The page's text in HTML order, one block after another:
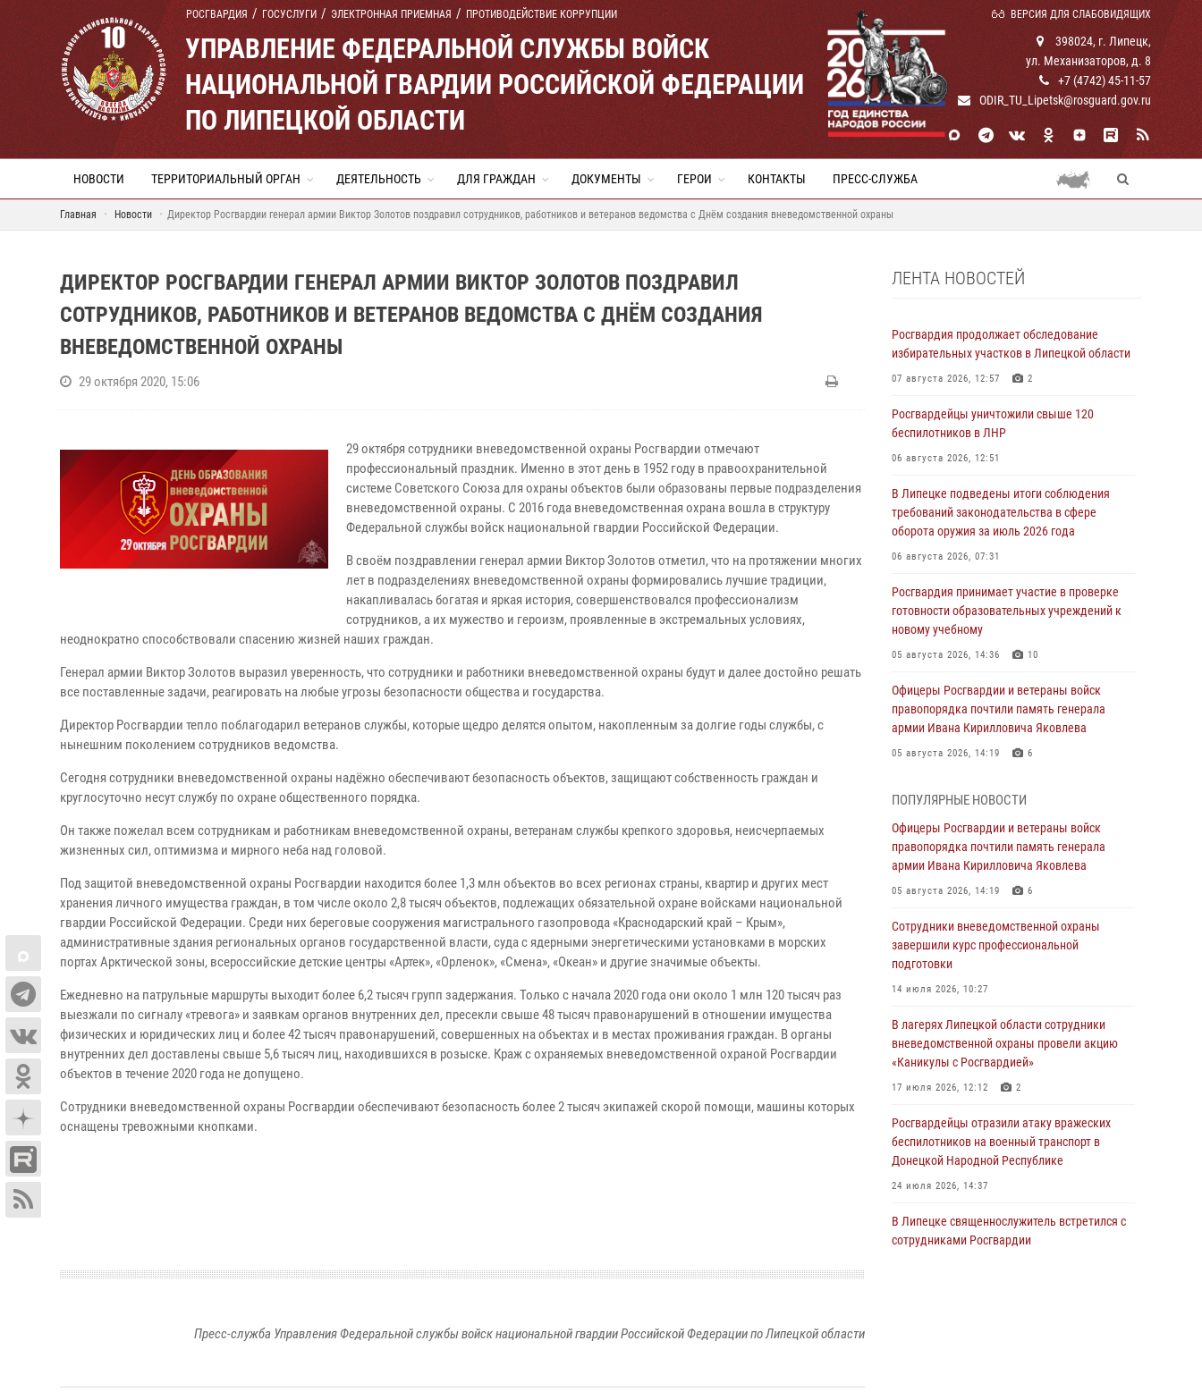
РОСГВАРДИЯ ГОСУСЛУГИ ЭЛЕКТРОННАЯ ПРИЕМНАЯ ПРОТИВОДЕЙСТВИЕ КОРРУПЦИИ ВЕРСИЯ ДЛЯ СЛАБОВИДЯЩИХ
УПРАВЛЕНИЕ ФЕДЕРАЛЬНОЙ СЛУЖБЫ ВОЙСК
НАЦИОНАЛЬНОЙ ГВАРДИИ РОССИЙСКОЙ ФЕДЕРАЦИИ
ПО ЛИПЕЦКОЙ ОБЛАСТИ
398024, г. Липецк,
ул. Механизаторов, д. 8
+7 (4742) 45-11-57
ODIR_TU_Lipetsk@rosguard.gov.ru
НОВОСТИ ТЕРРИТОРИАЛЬНЫЙ ОРГАН ДЕЯТЕЛЬНОСТЬ ДЛЯ ГРАЖДАН ДОКУМЕНТЫ ГЕРОИ КОНТАКТЫ ПРЕСС-СЛУЖБА
Главная Новости Директор Росгвардии генерал армии Виктор Золотов поздравил сотрудников, работников и ветеранов ведомства с Днём создания вневедомственной охраны
ДИРЕКТОР РОСГВАРДИИ ГЕНЕРАЛ АРМИИ ВИКТОР ЗОЛОТОВ ПОЗДРАВИЛ
СОТРУДНИКОВ, РАБОТНИКОВ И ВЕТЕРАНОВ ВЕДОМСТВА С ДНЁМ СОЗДАНИЯ
ВНЕВЕДОМСТВЕННОЙ ОХРАНЫ
29 октября 2020, 15:06
29 октября сотрудники вневедомственной охраны Росгвардии отмечают
профессиональный праздник. Именно в этот день в 1952 году в правоохранительной
системе Советского Союза для охраны объектов были образованы первые подразделения
вневедомственной охраны. С 2016 года вневедомственная охрана вошла в структуру
Федеральной службы войск национальной гвардии Российской Федерации.
В своём поздравлении генерал армии Виктор Золотов отметил, что на протяжении многих
лет в подразделениях вневедомственной охраны формировались лучшие традиции,
накапливалась богатая и яркая история, совершенствовался профессионализм
сотрудников, а их мужество и героизм, проявленные в экстремальных условиях,
неоднократно способствовали спасению жизней наших граждан.
Генерал армии Виктор Золотов выразил уверенность, что сотрудники и работники вневедомственной охраны будут и далее достойно решать
все поставленные задачи, реагировать на любые угрозы безопасности общества и государства.
Директор Росгвардии тепло поблагодарил ветеранов службы, которые щедро делятся опытом, накопленным за долгие годы службы, с
нынешним поколением сотрудников ведомства.
Сегодня сотрудники вневедомственной охраны надёжно обеспечивают безопасность объектов, защищают собственность граждан и
круглосуточно несут службу по охране общественного порядка.
Он также пожелал всем сотрудникам и работникам вневедомственной охраны, ветеранам службы крепкого здоровья, неисчерпаемых
жизненных сил, оптимизма и мирного неба над головой.
Под защитой вневедомственной охраны Росгвардии находится более 1,3 млн объектов во всех регионах страны, квартир и других мест
хранения личного имущества граждан, в том числе около 2,8 тысяч объектов, подлежащих обязательной охране войсками национальной
гвардии Российской Федерации. Среди них береговые сооружения магистрального газопровода «Краснодарский край – Крым»,
административные здания региональных органов государственной власти, суда с ядерными энергетическими установками в морских
портах Арктической зоны, всероссийские детские центры «Артек», «Орленок», «Смена», «Океан» и другие значимые объекты.
Ежедневно на патрульные маршруты выходит более 6,2 тысяч групп задержания. Только с начала 2020 года они около 1 млн 120 тысяч раз
выезжали по сигналу «тревога» и заявкам органов внутренних дел, пресекли свыше 48 тысяч правонарушений в отношении имущества
физических и юридических лиц и более 42 тысяч правонарушений, совершенных на объектах и в местах проживания граждан. В органы
внутренних дел доставлены свыше 5,6 тысяч лиц, находившихся в розыске. Краж с охраняемых вневедомственной охраной Росгвардии
объектов в течение 2020 года не допущено.
Сотрудники вневедомственной охраны Росгвардии обеспечивают безопасность более 2 тысяч экипажей скорой помощи, машины которых
оснащены тревожными кнопками.
Пресс-служба Управления Федеральной службы войск национальной гвардии Российской Федерации по Липецкой области
ЛЕНТА НОВОСТЕЙ
Росгвардия продолжает обследование
избирательных участков в Липецкой области
07 августа 2026, 12:57 2
Росгвардейцы уничтожили свыше 120
беспилотников в ЛНР
06 августа 2026, 12:51
В Липецке подведены итоги соблюдения
требований законодательства в сфере
оборота оружия за июль 2026 года
06 августа 2026, 07:31
Росгвардия принимает участие в проверке
готовности образовательных учреждений к
новому учебному
05 августа 2026, 14:36 10
Офицеры Росгвардии и ветераны войск
правопорядка почтили память генерала
армии Ивана Кирилловича Яковлева
05 августа 2026, 14:19 6
выездов по сигналу «Тревога»
04 августа 2026, 11:36
В ЛНР спецназовцы Росгвардии уничтожили
ударные и разведывательные беспилотники
04 августа 2026, 09:05
Росгвардия обеспечила безопасность
граждан на праздновании Дня ВДВ в
03 августа 2026, 13:43 1
Росгвардейцы обеспечили безопасность
граждан в День Лев-Толстовского района
Росгвардия противодействует БПЛА ВСУ на
южном направлении (видео)
03 августа 2026, 13:39
ПОПУЛЯРНЫЕ НОВОСТИ
Офицеры Росгвардии и ветераны войск
правопорядка почтили память генерала
армии Ивана Кирилловича Яковлева
05 августа 2026, 14:19 6
Сотрудники вневедомственной охраны
завершили курс профессиональной
подготовки
14 июля 2026, 10:27
В лагерях Липецкой области сотрудники
вневедомственной охраны провели акцию
«Каникулы с Росгвардией»
17 июля 2026, 12:12 2
Росгвардейцы отразили атаку вражеских
беспилотников на военный транспорт в
Донецкой Народной Республике
24 июля 2026, 14:37
В Липецке священнослужитель встретился с
сотрудниками Росгвардии